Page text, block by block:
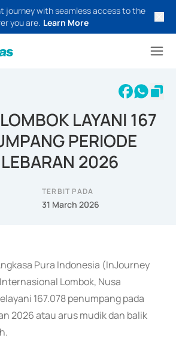
journey with seamless access to the
you are. Learn More
LAYANI 167
PERIODE
2026
TERBIT PADA
31 March 2026
Pura Indonesia (InJourney
Lombok, Nusa
167.078 penumpang pada
2026 atau arus mudik dan balik